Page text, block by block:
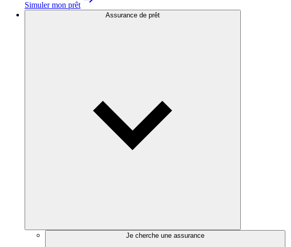
Simuler mon prêt
Assurance de prêt
Je cherche une assurance